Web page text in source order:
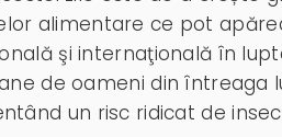
alimentare ce pot
şi internaţională în
de oameni din
un risc ridicat de